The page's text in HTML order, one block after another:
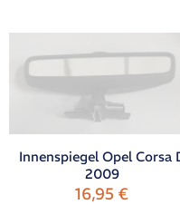
Innenspiegel Opel Corsa
2009
16,95€